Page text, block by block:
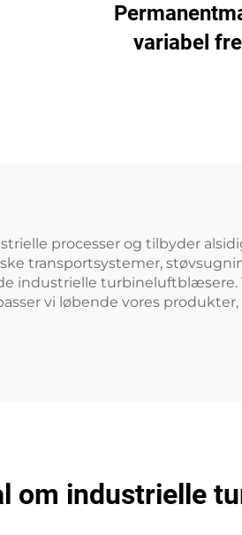
variabel
processer og tilbyder
transportsystemer,
industrielle
vi løbende vores
om industrielle